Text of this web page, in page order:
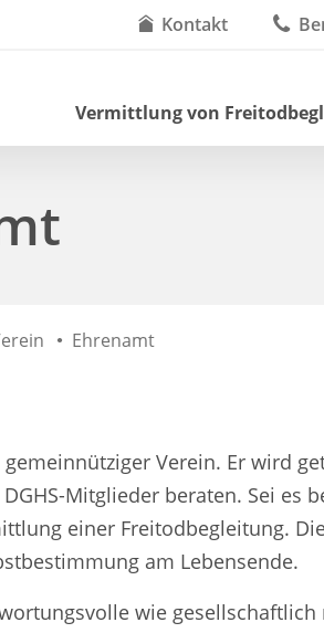
Kontakt
Vermittlung von
Ehrenamt
gemeinnütziger Verein. Er wird
Mitglieder beraten. Sei
einer Freitodbegleitung.
am Lebensende.
wie